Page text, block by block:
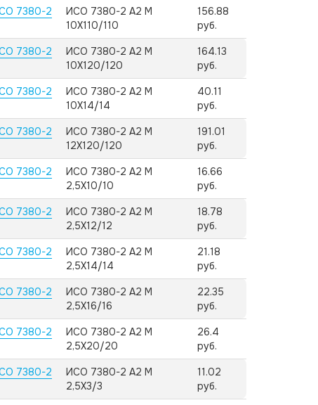
7380-2
ИСО 7380-2 А2 M
10X110/110
156.88
руб.
7380-2
ИСО 7380-2 А2 M
10X120/120
164.13
руб.
7380-2
ИСО 7380-2 А2 M
10X14/14
40.11
руб.
7380-2
ИСО 7380-2 А2 M
12X120/120
191.01
руб.
7380-2
ИСО 7380-2 А2 M
2,5X10/10
16.66
руб.
7380-2
ИСО 7380-2 А2 M
2,5X12/12
18.78
руб.
7380-2
ИСО 7380-2 А2 M
2,5X14/14
21.18
руб.
7380-2
ИСО 7380-2 А2 M
2,5X16/16
22.35
руб.
7380-2
ИСО 7380-2 А2 M
2,5X20/20
26.4
руб.
7380-2
ИСО 7380-2 А2 M
2,5X3/3
11.02
руб.